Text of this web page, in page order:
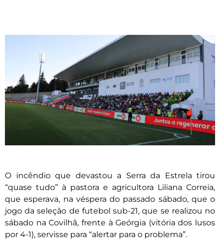
O incêndio que devastou a Serra da Estrela tirou
“quase tudo” à pastora e agricultora Liliana Correia,
que esperava, na véspera do passado sábado, que o
jogo da seleção de futebol sub-21, que se realizou no
sábado na Covilhã, frente à Geórgia (vitória dos lusos
por 4-1), servisse para “alertar para o problema”.